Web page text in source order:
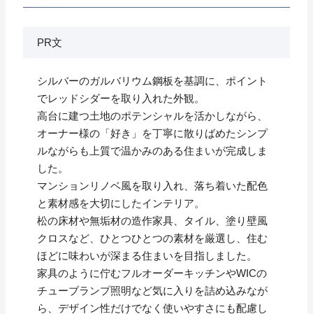
PR文
シルバーのガルバリウム鋼板を基調に、ポイント
でレッドシダーを取り入れた外観。
高台に建つ土地のポテンシャルを活かしながら、
オーナー様の「好き」を丁寧に散りばめたシンプ
ルながらも上質で温かみのある住まいが完成しま
した。
マンションリノベ風を取り入れ、落ち着いた配色
と素材感を大切にしたインテリア。
松の床材や無垢材の造作家具、タイル、塗り壁風
クロスなど、ひとつひとつの素材を厳選し、住む
ほどに味わいが深まる住まいを目指しました。
家具のように佇むフルオーダーキッチンやWICの
チューブランプ照明など気に入りを詰め込みなが
ら、デザイン性だけでなく使いやすさにも配慮し